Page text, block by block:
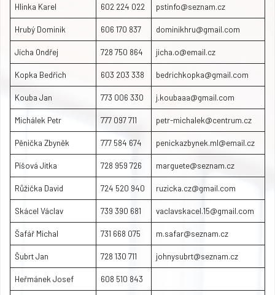
Hlinka Karel 602 224 022 pstinfo@seznam.cz
Hrubý Dominik 606 170 837 dominikhru@gmail.com
Jícha Ondřej 728 750 864 jicha.o@email.cz
Kopka Bedřich 603 203 338 bedrichkopka@gmail.com
Kouba Jan 773 006 330 j.koubaaa@gmail.com
Michálek Petr 777 097 711 petr-michalek@centrum.cz
Pěnička Zbyněk 777 584 674 penickazbynek.ml@email.cz
Píšová Jitka 728 959 726 marguete@seznam.cz
Růžička David 724 520 940 ruzicka.cz@gmail.com
Skácel Václav 739 390 681 vaclavskacel.15@gmail.com
Šafář Michal 731 668 075 m.safar@seznam.cz
Šubrt Jan 728 130 711 johnysubrt@seznam.cz
Heřmánek Josef 608 510 843